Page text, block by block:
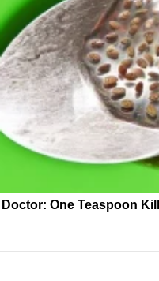
Doctor: One Teaspoon